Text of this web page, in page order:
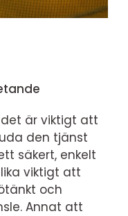
det är viktigt att
den tjänst
säkert, enkelt
viktigt att
och
Annat att